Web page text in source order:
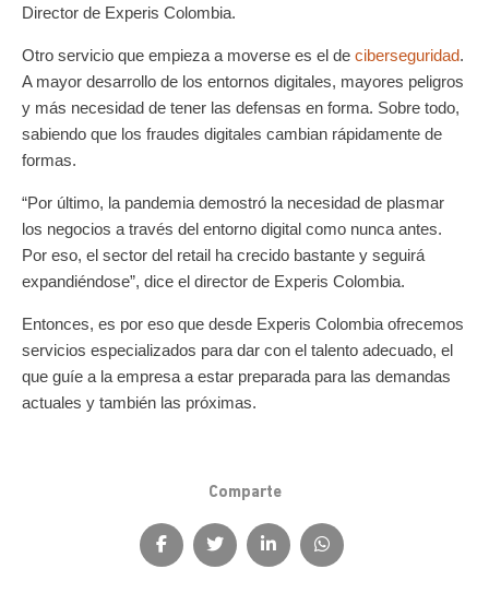
Director de Experis Colombia.
Otro servicio que empieza a moverse es el de ciberseguridad.
A mayor desarrollo de los entornos digitales, mayores peligros
y más necesidad de tener las defensas en forma. Sobre todo,
sabiendo que los fraudes digitales cambian rápidamente de
formas.
“Por último, la pandemia demostró la necesidad de plasmar
los negocios a través del entorno digital como nunca antes.
Por eso, el sector del retail ha crecido bastante y seguirá
expandiéndose”, dice el director de Experis Colombia.
Entonces, es por eso que desde Experis Colombia ofrecemos
servicios especializados para dar con el talento adecuado, el
que guíe a la empresa a estar preparada para las demandas
actuales y también las próximas.
Comparte